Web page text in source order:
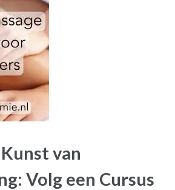
van
Volg een Cursus